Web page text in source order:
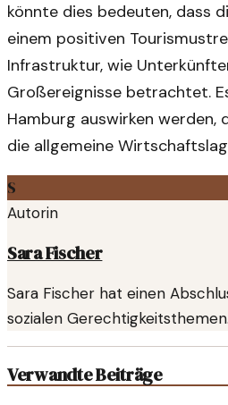
könnte dies bedeuten, dass
einem positiven
Infrastruktur, wie
Großereignisse betrachtet.
Hamburg auswirken
die allgemeine
S
Autorin
Sara Fischer
Sara Fischer hat einen
sozialen Gerechtigkeitsthemen.
Verwandte Beiträge